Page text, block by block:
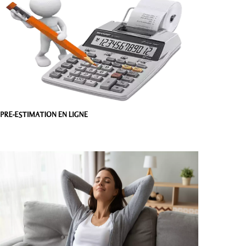
PRE-ESTIMATION EN LIGNE